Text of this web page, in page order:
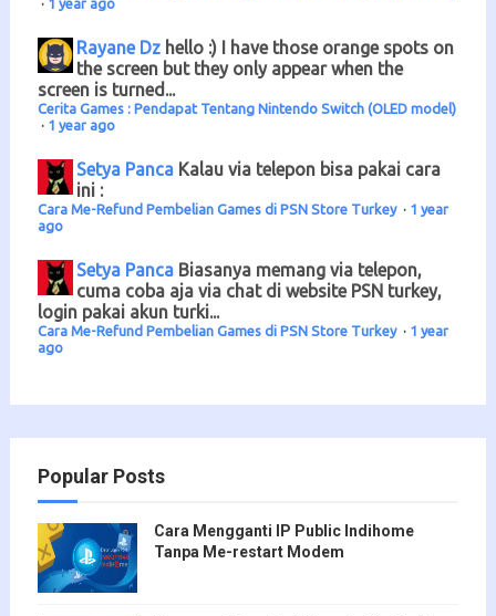
· 1 year ago
Rayane Dz hello :) I have those orange spots on
the screen but they only appear when the
screen is turned...
Cerita Games : Pendapat Tentang Nintendo Switch (OLED model)
· 1 year ago
Setya Panca Kalau via telepon bisa pakai cara
ini :
Cara Me-Refund Pembelian Games di PSN Store Turkey · 1 year
ago
Setya Panca Biasanya memang via telepon,
cuma coba aja via chat di website PSN turkey,
login pakai akun turki...
Cara Me-Refund Pembelian Games di PSN Store Turkey · 1 year
ago
Popular Posts
Cara Mengganti IP Public Indihome
Tanpa Me-restart Modem